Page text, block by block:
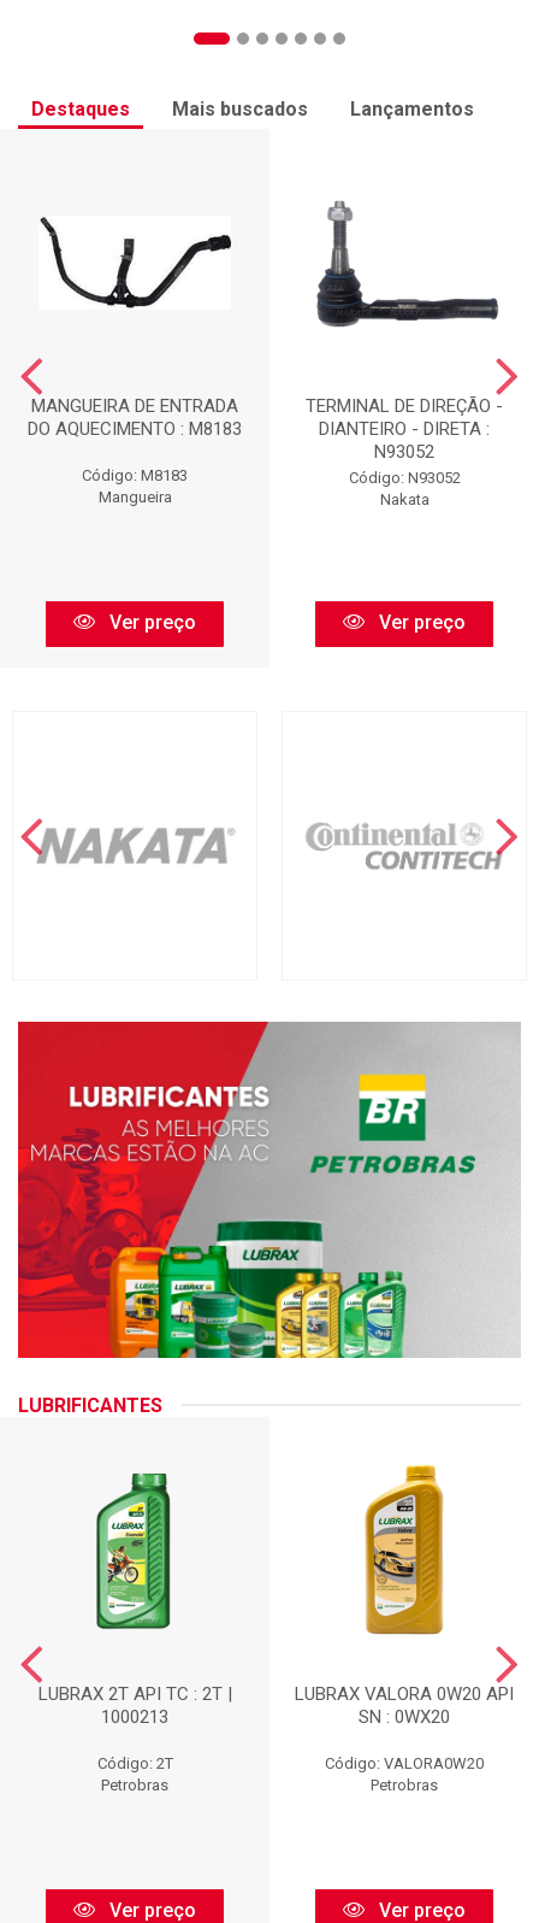
Destaques Mais buscados Lançamentos
MANGUEIRA DE ENTRADA
DO AQUECIMENTO : M8183
Código: M8183
Mangueira
Ver preço
TERMINAL DE DIREÇÃO -
DIANTEIRO - DIRETA :
N93052
Código: N93052
Nakata
Ver preço
LUBRIFICANTES
LUBRAX 2T API TC : 2T |
1000213
Código: 2T
Petrobras
Ver preço
LUBRAX VALORA 0W20 API
SN : 0WX20
Código: VALORA0W20
Petrobras
Ver preço